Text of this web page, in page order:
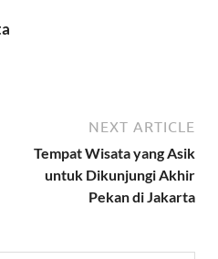
NEXT ARTICLE
Tempat Wisata yang Asik
untuk Dikunjungi Akhir
Pekan di Jakarta